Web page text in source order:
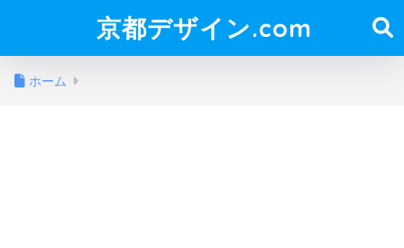
京都デザイン.com
ホーム